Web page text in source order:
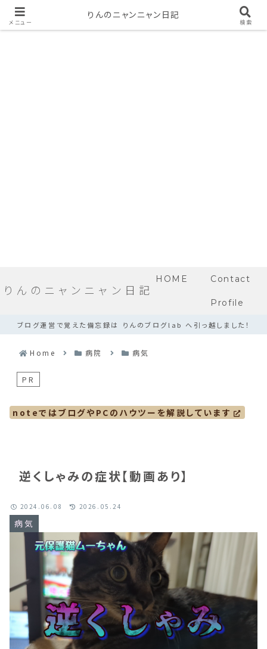
りんのニャンニャン日記
HOME Contact
Profile
ブログ運営で覚えた備忘録は りんのブログlab へ引っ越しました！
Home 病院 病気
PR
逆くしゃみの症状【動画あり】
病気
2024.06.08 2026.05.24
noteではブログやPCのハウツーを解説しています
メニュー
りんのニャンニャン日記
検索